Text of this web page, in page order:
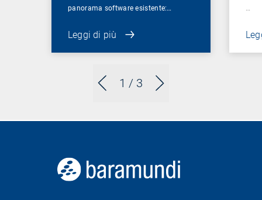
1 / 3
panorama software esistente:…
Leggi di più
…